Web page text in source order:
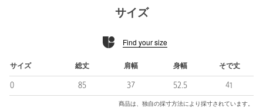
フリルが織りなす立体感が、凛とした美しさを引き立てます。
インド製ならではの織り密度が甘く、柔らかで薄いコットンボイ
ル素材を使用。
サイズ
Find your size
サイズ 総丈 肩幅 身幅 そで丈
0 85 37 52.5 41
商品は、独自の採寸方法により採寸されています。